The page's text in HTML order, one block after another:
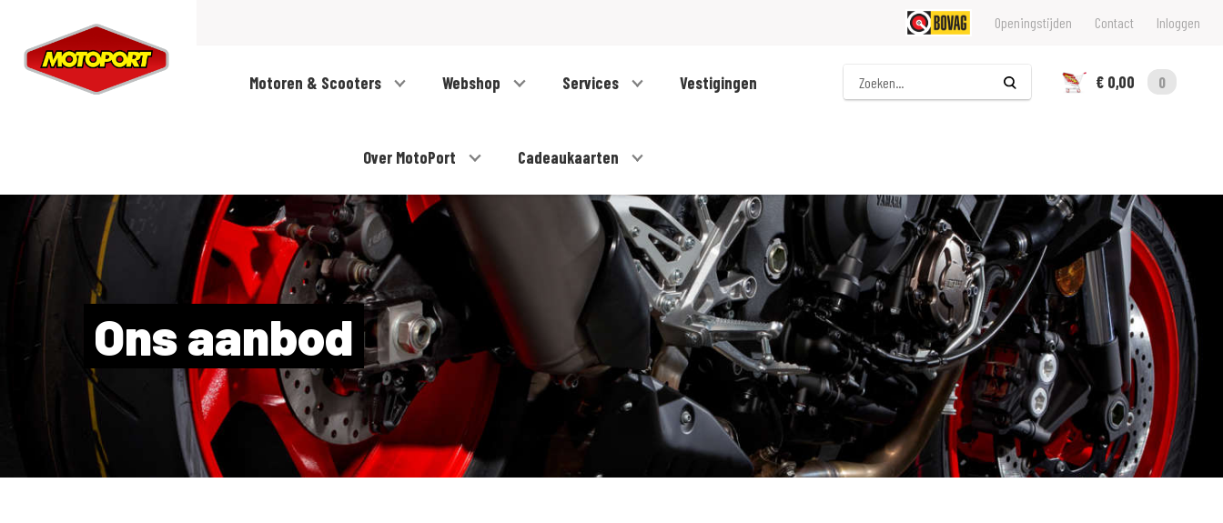
Openingstijden Contact Inloggen
Motoren & Scooters Webshop Services Vestigingen
Over MotoPort Cadeaukaarten
Zoeken
€ 0,00
0
Ons aanbod